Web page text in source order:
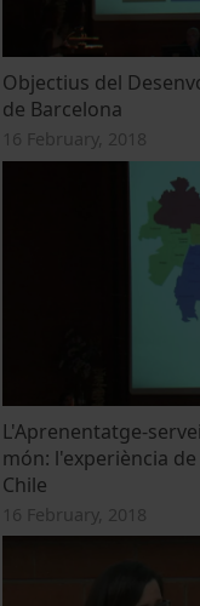
Objectius del
de Barcelona
16 February, 2018
L'Aprenentatge-
món: l'experiència
Chile
16 February, 2018